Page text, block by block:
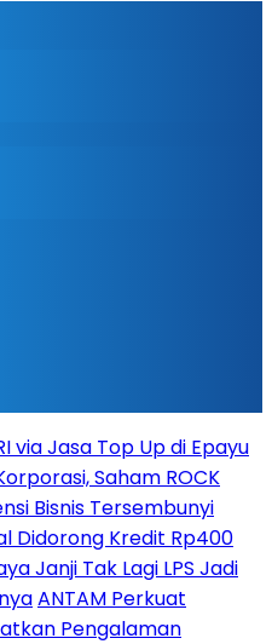
via Jasa Top Up di Epayu
Saham ROCK
Bisnis Tersembunyi
Didorong Kredit Rp400
Janji Tak Lagi LPS Jadi
ANTAM Perkuat
Pengalaman